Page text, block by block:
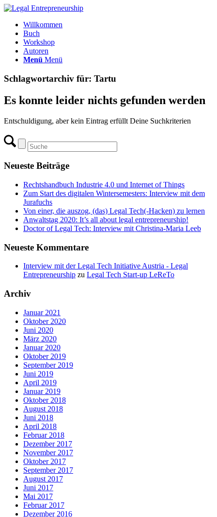
Willkommen
Buch
Workshop
Autoren
Menü Menü
Schlagwortarchiv für: Tartu
Es konnte leider nichts gefunden werden
Entschuldigung, aber kein Eintrag erfüllt Deine Suchkriterien
Neueste Beiträge
Rechtshandbuch Industrie 4.0 und Internet of Things
Zum Start des digitalen Wintersemesters: Interview mit dem
Jurafuchs
Von einer, die auszog, (das) Legal Tech(-Hacken) zu lernen
Anwaltstag 2020: It’s all about legal entrepreneurship!
Doctor of Legal Tech: Interview mit Christina-Maria Leeb
Neueste Kommentare
Interview mit der Legal Tech Initiative Austria - Legal
Entrepreneurship zu Legal Tech Start-up LeReTo
Archiv
Januar 2021
Oktober 2020
Juni 2020
März 2020
Januar 2020
Oktober 2019
September 2019
Juni 2019
April 2019
Januar 2019
Oktober 2018
August 2018
Juni 2018
April 2018
Februar 2018
Dezember 2017
November 2017
Oktober 2017
September 2017
August 2017
Juni 2017
Mai 2017
Februar 2017
Dezember 2016